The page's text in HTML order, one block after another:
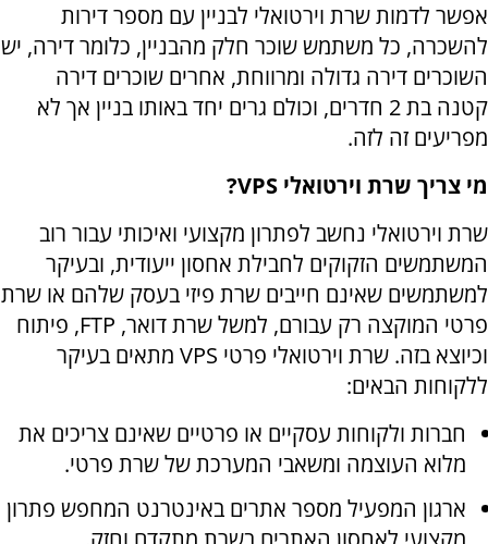
אפשר לדמות שרת וירטואלי לבניין עם מספר דירות
להשכרה, כל משתמש שוכר חלק מהבניין, כלומר דירה, יש
השוכרים דירה גדולה ומרווחת, אחרים שוכרים דירה
קטנה בת 2 חדרים, וכולם גרים יחד באותו בניין אך לא
מפריעים זה לזה.
מי צריך שרת וירטואלי VPS
?
שרת וירטואלי נחשב לפתרון מקצועי ואיכותי עבור רוב
המשתמשים הזקוקים לחבילת אחסון ייעודית, ובעיקר
למשתמשים שאינם חייבים שרת פיזי בעסק שלהם או שרת
פרטי המוקצה רק עבורם, למשל שרת דואר, FTP, פיתוח
וכיוצא בזה. שרת וירטואלי פרטי VPS מתאים בעיקר
ללקוחות הבאים:
חברות ולקוחות עסקיים או פרטיים שאינם צריכים את
מלוא העוצמה ומשאבי המערכת של שרת פרטי.
ארגון המפעיל מספר אתרים באינטרנט המחפש פתרון